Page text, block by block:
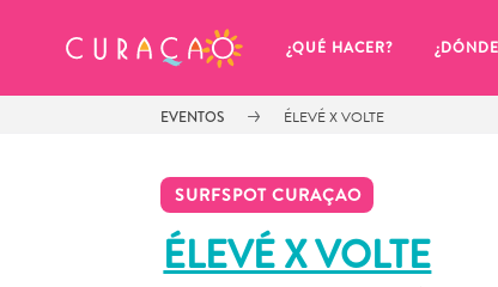
¿QUÉ HACER?
EVENTOS ÉLEVÉ X VOLTE
SURFSPOT CURAÇAO
ÉLEVÉ X VOLTE
MIS FAVORITOS